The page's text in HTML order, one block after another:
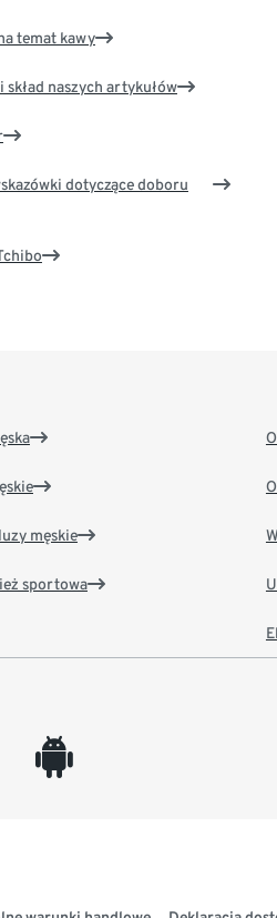
temat kawy
skład naszych artykułów
dotyczące doboru
męskie
sportowa
android